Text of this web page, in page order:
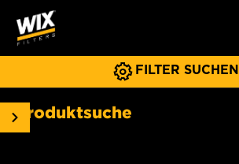
FILTER SUCHEN
Produktsuche